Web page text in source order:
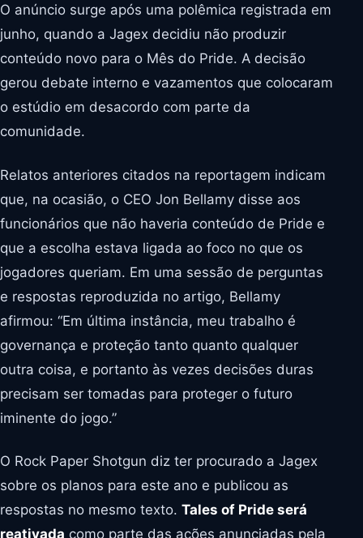
O anúncio surge após uma polêmica registrada em
junho, quando a Jagex decidiu não produzir
conteúdo novo para o Mês do Pride. A decisão
gerou debate interno e vazamentos que colocaram
o estúdio em desacordo com parte da
comunidade.
Relatos anteriores citados na reportagem indicam
que, na ocasião, o CEO Jon Bellamy disse aos
funcionários que não haveria conteúdo de Pride e
que a escolha estava ligada ao foco no que os
jogadores queriam. Em uma sessão de perguntas
e respostas reproduzida no artigo, Bellamy
afirmou: “Em última instância, meu trabalho é
governança e proteção tanto quanto qualquer
outra coisa, e portanto às vezes decisões duras
precisam ser tomadas para proteger o futuro
iminente do jogo.”
O Rock Paper Shotgun diz ter procurado a Jagex
sobre os planos para este ano e publicou as
respostas no mesmo texto. Tales of Pride será
reativada como parte das ações anunciadas pela